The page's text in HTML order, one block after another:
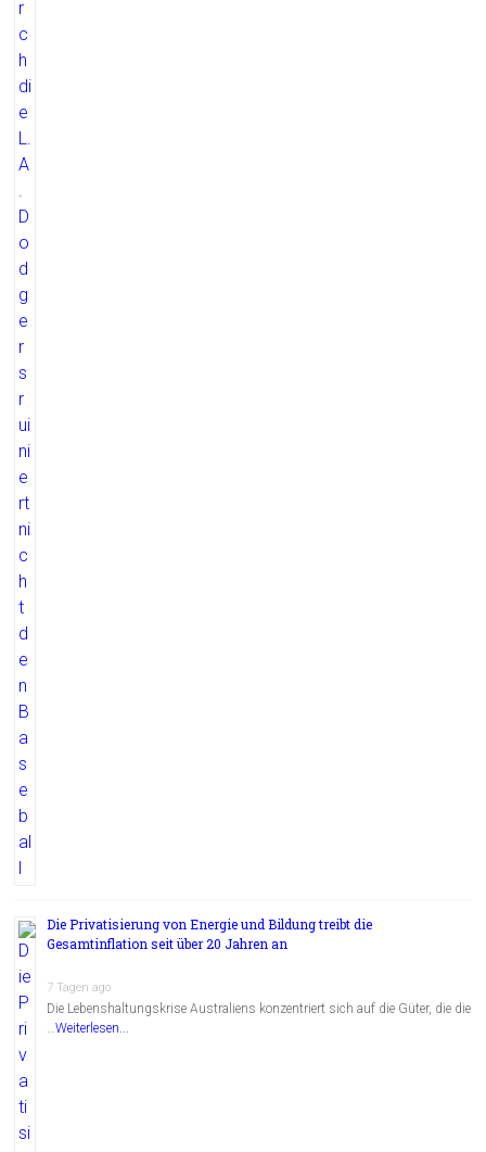
Die Privatisierung von Energie und Bildung treibt die
Gesamtinflation seit über 20 Jahren an
7 Tagen ago
Die Lebenshaltungskrise Australiens konzentriert sich auf die Güter, die die
…Weiterlesen...